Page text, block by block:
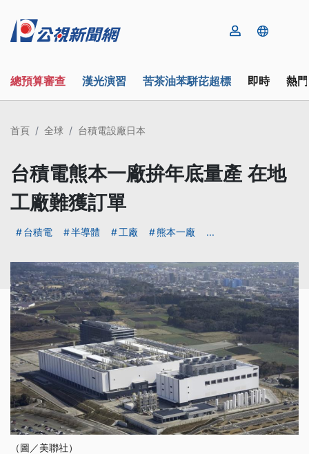
總預算審查 漢光演習 苦茶油苯駢芘超標 即時 熱
首頁 全球 台積電設廠日本
台積電熊本一廠拚年底量產 在地
工廠難獲訂單
台積電 半導體 工廠 熊本一廠 ...
（圖／美聯社）